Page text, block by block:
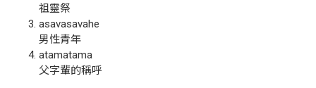
祖靈祭
asavasavahe
男性青年
atamatama
父字輩的稱呼